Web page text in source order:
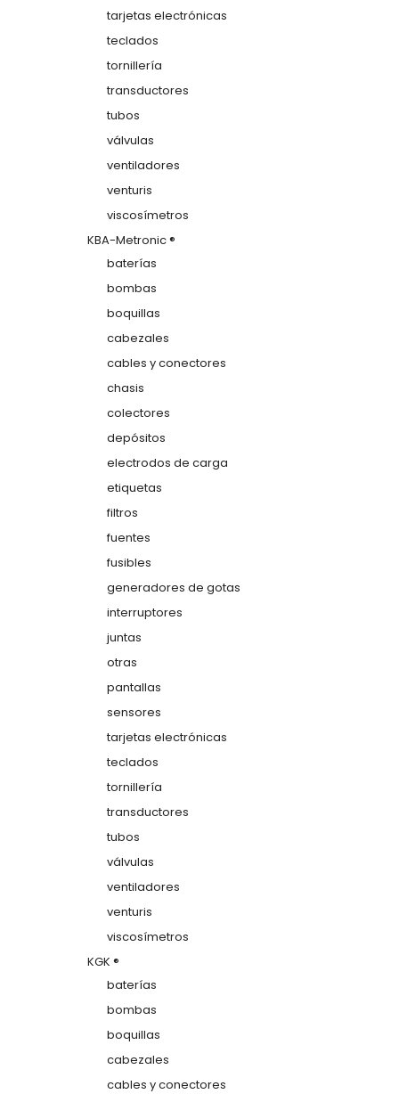
tarjetas electrónicas
teclados
tornillería
transductores
tubos
válvulas
ventiladores
venturis
viscosímetros
KBA-Metronic ®
baterías
bombas
boquillas
cabezales
cables y conectores
chasis
colectores
depósitos
electrodos de carga
etiquetas
filtros
fuentes
fusibles
generadores de gotas
interruptores
juntas
otras
pantallas
sensores
tarjetas electrónicas
teclados
tornillería
transductores
tubos
válvulas
ventiladores
venturis
viscosímetros
KGK ®
baterías
bombas
boquillas
cabezales
cables y conectores